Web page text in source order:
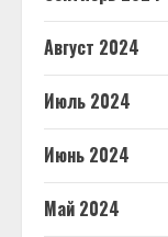
Август 2024
Июль 2024
Июнь 2024
Май 2024